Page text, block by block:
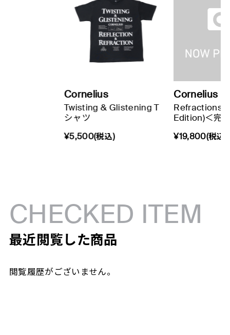
Cornelius
Twisting & Glistening T
シャツ
¥5,500(税込)
Cornelius
Refractions
Edition)＜完
¥19,800(税込)
CHECKED ITEM
最近閲覧した商品
閲覧履歴がございません。